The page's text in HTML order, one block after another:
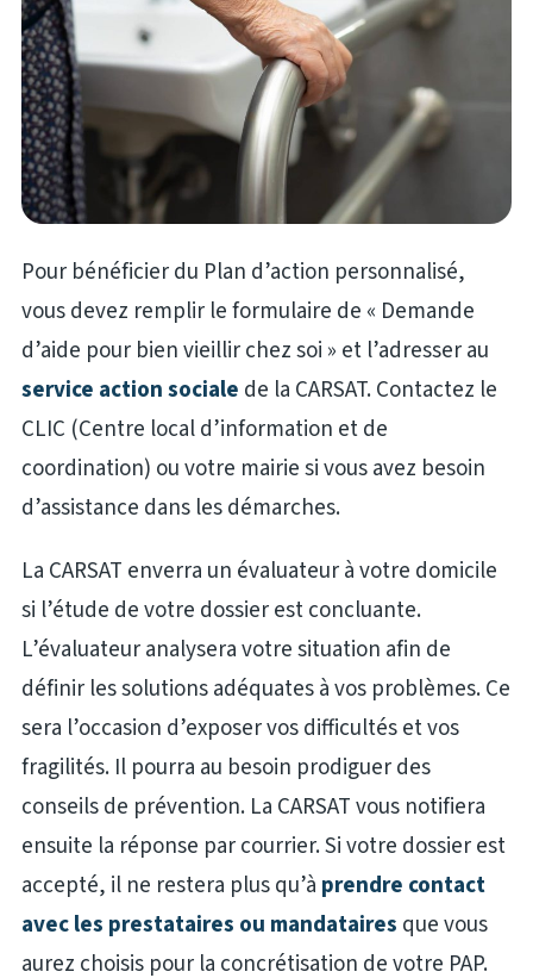
Pour bénéficier du Plan d’action personnalisé,
vous devez remplir le formulaire de « Demande
d’aide pour bien vieillir chez soi » et l’adresser au
service action sociale de la CARSAT. Contactez le
CLIC (Centre local d’information et de
coordination) ou votre mairie si vous avez besoin
d’assistance dans les démarches.
La CARSAT enverra un évaluateur à votre domicile
si l’étude de votre dossier est concluante.
L’évaluateur analysera votre situation afin de
définir les solutions adéquates à vos problèmes. Ce
sera l’occasion d’exposer vos difficultés et vos
fragilités. Il pourra au besoin prodiguer des
conseils de prévention. La CARSAT vous notifiera
ensuite la réponse par courrier. Si votre dossier est
accepté, il ne restera plus qu’à prendre contact
avec les prestataires ou mandataires que vous
aurez choisis pour la concrétisation de votre PAP.